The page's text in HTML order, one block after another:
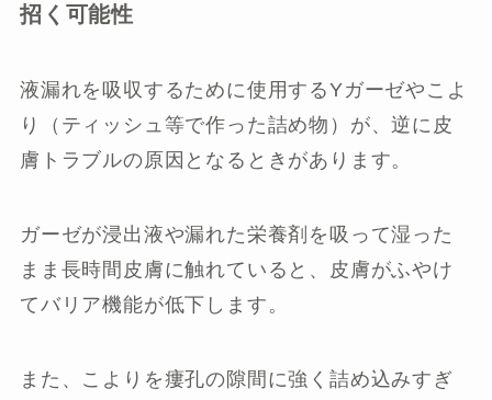
招く可能性
液漏れを吸収するために使用するYガーゼやこよ
り（ティッシュ等で作った詰め物）が、逆に皮
膚トラブルの原因となるときがあります。
ガーゼが浸出液や漏れた栄養剤を吸って湿った
まま長時間皮膚に触れていると、皮膚がふやけ
てバリア機能が低下します。
また、こよりを瘻孔の隙間に強く詰め込みすぎ